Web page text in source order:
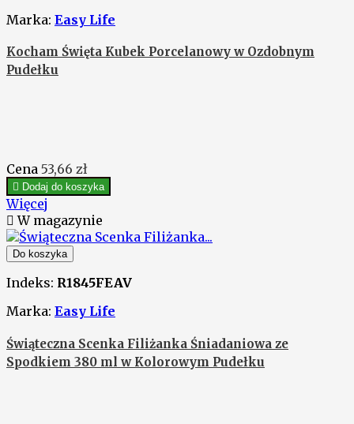
Marka: Easy Life
Kocham Święta Kubek Porcelanowy w Ozdobnym
Pudełku
Cena 53,66 zł
 Dodaj do koszyka
Więcej
 W magazynie
Do koszyka
Indeks: R1845FEAV
Marka: Easy Life
Świąteczna Scenka Filiżanka Śniadaniowa ze
Spodkiem 380 ml w Kolorowym Pudełku